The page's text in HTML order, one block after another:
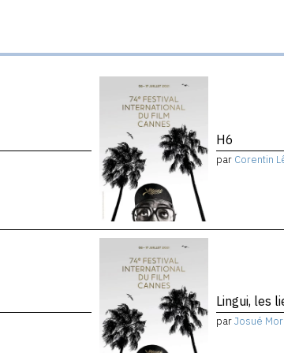
H6
par Corentin
Lingui, les
parJosué